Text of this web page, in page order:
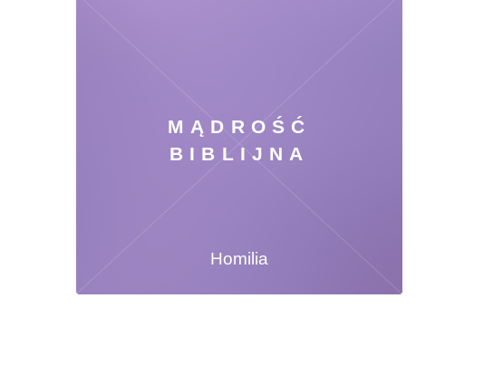
MĄDROŚĆ
BIBLIJNA
Homilia